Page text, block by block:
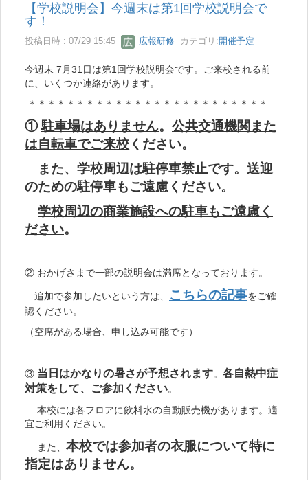
【学校説明会】今週末は第1回学校説明会で
す！
投稿日時 : 07/29 15:45 広報研修 カテゴリ:開催予定
今週末 7月31日は第1回学校説明会です。ご来校される前
に、いくつか連絡があります。
＊＊＊＊＊＊＊＊＊＊＊＊＊＊＊＊＊＊＊＊＊＊＊＊＊
①駐車場はありません。 公共交通機関また
は自転車でご来校 ください。
また、 学校周辺は駐停車禁止です。 送迎
のための駐停車もご遠慮ください。
学校周辺の商業施設への駐車もご遠慮く
ださい。
② おかげさまで一部の説明会は満席となっております。
追加で参加したいという方は、 こちらの記事をご確
認ください。
（空席がある場合、申し込み可能です）
③ 当日はかなりの暑さが予想されます。 各自熱中症
対策をして、ご参加ください。
本校には各フロアに飲料水の自動販売機があります。適
宜ご利用ください。
また、 本校では参加者の衣服について特に
指定はありません。